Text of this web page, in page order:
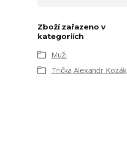
Zboží zařazeno v
kategoriích
Muži
Trička Alexandr Kozák